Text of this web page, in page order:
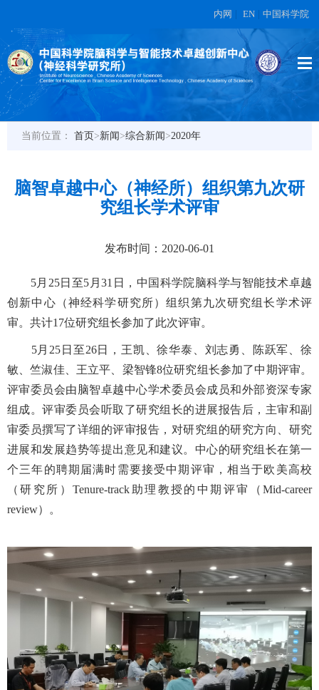
内网 EN 中国科学院
当前位置： 首页>新闻>综合新闻>2020年
脑智卓越中心（神经所）组织第九次研
究组长学术评审
发布时间：2020-06-01
5月 25日至5 月31 日，中国科学院脑科学与智能技术卓越
创新中心（神经科学研究所）组织第九次研究组长学术评
审。共计17位研究组长参加了此次评审。
5月 25 日至26日，王凯、徐华泰、刘志勇、陈跃军、徐
敏、竺淑佳、王立平、梁智锋8位研究组长参加了中期评审。
评审委员会由脑智卓越中心学术委员会成员和外部资深专家
组成。评审委员会听取了研究组长的进展报告后，主审和副
审委员撰写了详细的评审报告，对研究组的研究方向、研究
进展和发展趋势等提出意见和建议。中心的研究组长在第一
个三年的聘期届满时需要接受中期评审，相当于欧美高校
（研究所）Tenure-track 助理教授的中期评审（ Mid-career
review）。